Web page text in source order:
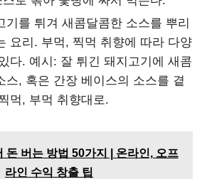
기를 튀겨 새콤달콤한 소스를 뿌리
요리. 부먹, 찍먹 취향에 따라 다양
다. 예시: 잘 튀긴 돼지고기에 새콤
스, 혹은 간장 베이스의 소스를 곁
먹, 부먹 취향대로.
돈 버는 방법 50가지 | 온라인, 오프
라인 수익 창출 팁